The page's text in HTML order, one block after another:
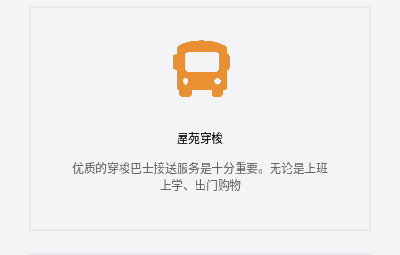
屋苑穿梭
优质的穿梭巴士接送服务是十分重要。无论是上班
上学、出门购物